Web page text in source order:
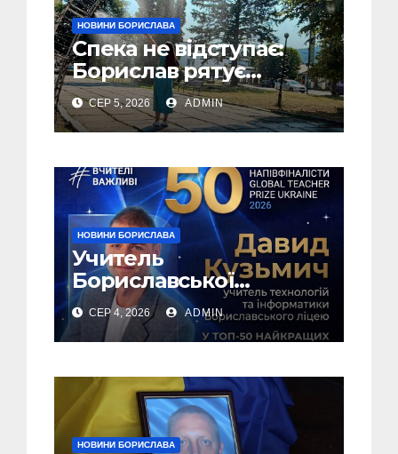
НОВИНИ БОРИСЛАВА
Спека не відступає:
Борислав рятує
жителів від рекордної
спеки (Фото)
СЕР 5, 2026 ADMIN
НОВИНИ БОРИСЛАВА
Учитель
Бориславської
громади – у ТОП-50
найкращих педагогів
України!
СЕР 4, 2026 ADMIN
НОВИНИ БОРИСЛАВА